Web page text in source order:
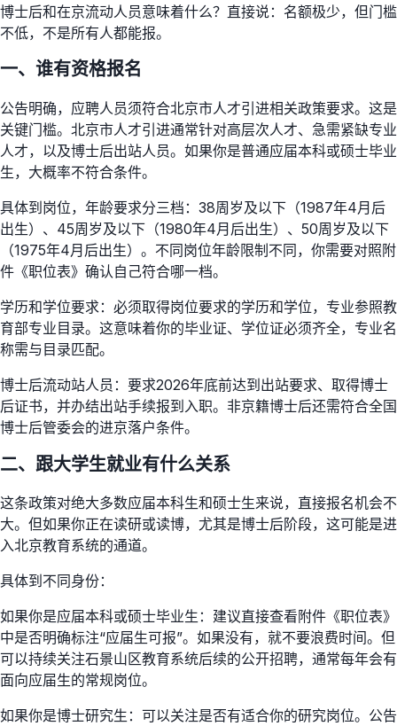
博士后和在京流动人员意味着什么？直接说：名额极少，但门槛
不低，不是所有人都能报。
一、谁有资格报名
公告明确，应聘人员须符合北京市人才引进相关政策要求。这是
关键门槛。北京市人才引进通常针对高层次人才、急需紧缺专业
人才，以及博士后出站人员。如果你是普通应届本科或硕士毕业
生，大概率不符合条件。
具体到岗位，年龄要求分三档：38周岁及以下（1987年4月后
出生）、45周岁及以下（1980年4月后出生）、50周岁及以下
（1975年4月后出生）。不同岗位年龄限制不同，你需要对照附
件《职位表》确认自己符合哪一档。
学历和学位要求：必须取得岗位要求的学历和学位，专业参照教
育部专业目录。这意味着你的毕业证、学位证必须齐全，专业名
称需与目录匹配。
博士后流动站人员：要求2026年底前达到出站要求、取得博士
后证书，并办结出站手续报到入职。非京籍博士后还需符合全国
博士后管委会的进京落户条件。
二、跟大学生就业有什么关系
这条政策对绝大多数应届本科生和硕士生来说，直接报名机会不
大。但如果你正在读研或读博，尤其是博士后阶段，这可能是进
入北京教育系统的通道。
具体到不同身份：
如果你是应届本科或硕士毕业生：建议直接查看附件《职位表》
中是否明确标注“应届生可报”。如果没有，就不要浪费时间。但
可以持续关注石景山区教育系统后续的公开招聘，通常每年会有
面向应届生的常规岗位。
如果你是博士研究生：可以关注是否有适合你的研究岗位。公告